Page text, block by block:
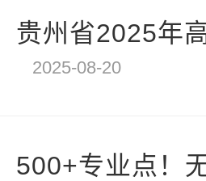
贵州省2025年
2025-08-20
500+专业点！